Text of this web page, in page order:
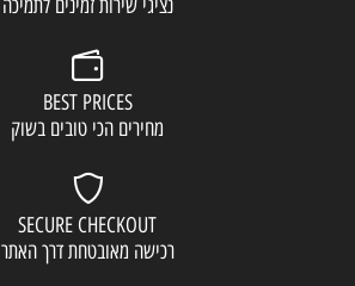
נציגי שירות זמינים לתמיכה
BEST PRICES
מחירים הכי טובים בשוק
SECURE CHECKOUT
רכישה מאובטחת דרך האתר